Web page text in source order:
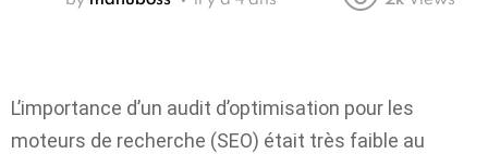
L’importance d’un audit d’optimisation pour les
moteurs de recherche (SEO) était très faible au